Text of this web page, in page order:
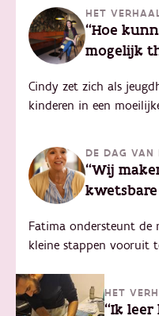
HET
“Hoe
mogelijk
Cindy zet zich als
kinderen in een
DE DAG VAN
“Wij
Fatima ondersteunt de
kleine stappen vooruit
HET
“Ik leer